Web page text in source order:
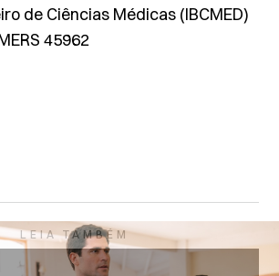
de Ciências Médicas (IBCMED)
45962
LEIA TAMBÉM